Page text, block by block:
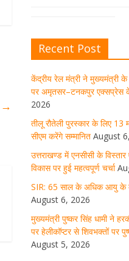
→
Recent Post
केंद्रीय रेल मंत्री ने मुख्यमंत्री
पर अमृतसर–टनकपुर एक्सप्रेस के
2026
तीलू रौतेली पुरस्कार के लिए
सीएम करेंगे सम्मानित August
उत्तराखण्ड में एनसीसी के
विकास पर हुई महत्वपूर्ण चर्चा
SIR: 65 साल के अधिक आयु के
August 6, 2026
मुख्यमंत्री पुष्कर सिंह धामी ने
पर हेलीकॉप्टर से शिवभक्तों पर
August 5, 2026